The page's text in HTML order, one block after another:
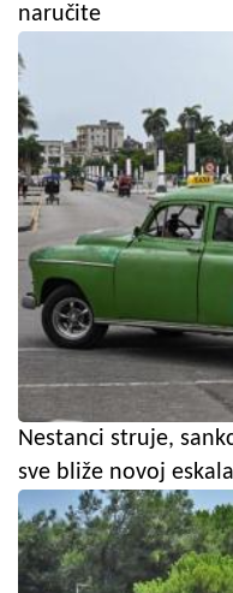
naručite
Nestanci struje,
sve bliže novoj